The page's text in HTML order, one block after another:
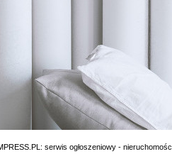
serwis ogłoszeniowy -